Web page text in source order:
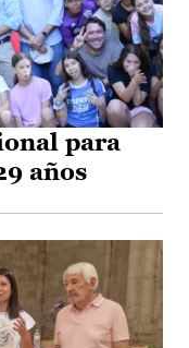
para
años